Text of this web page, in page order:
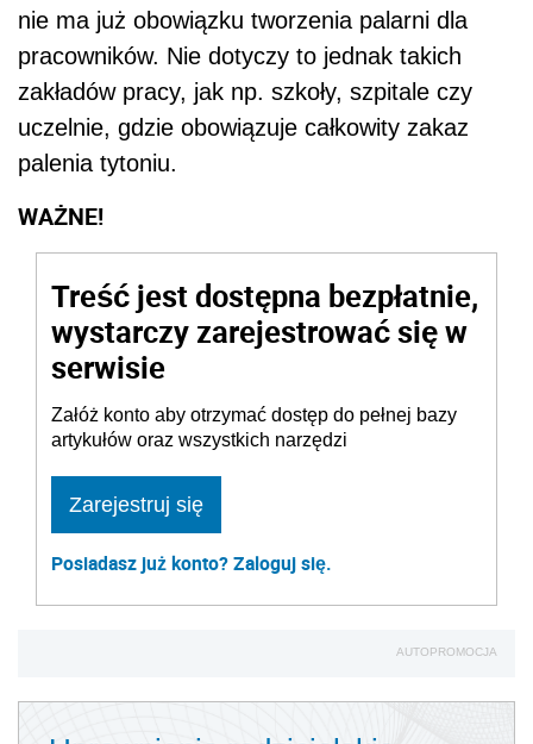
nie ma już obowiązku tworzenia palarni dla
pracowników. Nie dotyczy to jednak takich
zakładów pracy, jak np. szkoły, szpitale czy
uczelnie, gdzie obowiązuje całkowity zakaz
palenia tytoniu.
WAŻNE!
Treść jest dostępna bezpłatnie,
wystarczy zarejestrować się w
serwisie
Załóż konto aby otrzymać dostęp do pełnej bazy
artykułów oraz wszystkich narzędzi
Zarejestruj się
Posiadasz już konto? Zaloguj się.
AUTOPROMOCJA